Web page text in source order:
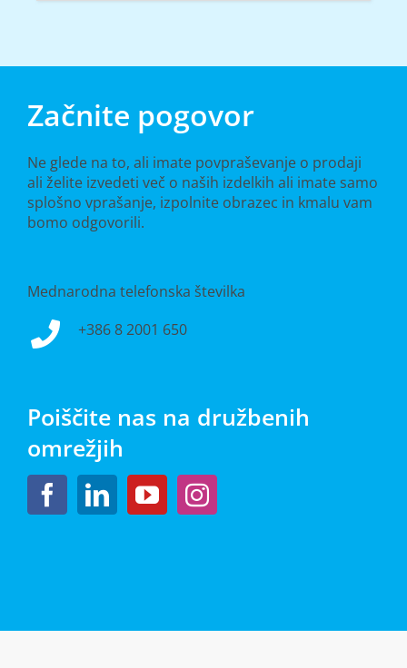
Začnite pogovor
Ne glede na to, ali imate povpraševanje o prodaji
ali želite izvedeti več o naših izdelkih ali imate samo
splošno vprašanje, izpolnite obrazec in kmalu vam
bomo odgovorili.
Mednarodna telefonska številka
+386 8 2001 650
Poiščite nas na družbenih
omrežjih